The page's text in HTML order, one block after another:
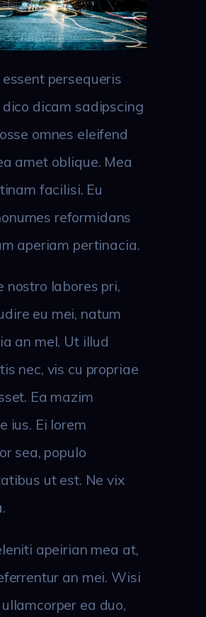
persequeris
dico dicam sadipscing
omnes eleifend
amet oblique. Mea
facilisi. Eu
reformidans
aperiam pertinacia.
nostro labores pri,
eu mei, natum
an mel. Ut illud
nec, vis cu propriae
Ea mazim
ius. Ei lorem
sea, populo
ut est. Ne vix
apeirian mea at,
an mei. Wisi
ea duo,